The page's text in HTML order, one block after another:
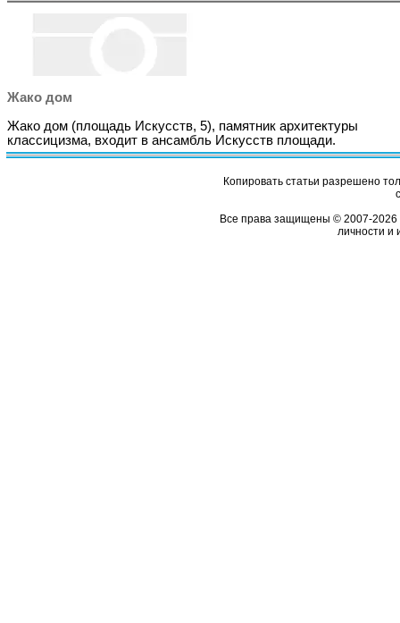
Жако дом
Жако дом (площадь Искусств, 5), памятник архитектуры
классицизма, входит в ансамбль Искусств площади.
Копировать статьи разрешено
Все права защищены © 2007-2026
личности и